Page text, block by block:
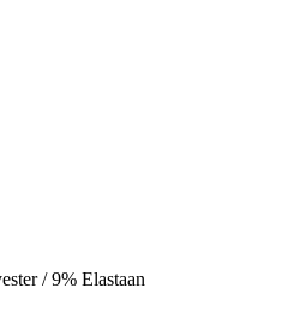
/ 9% Elastaan